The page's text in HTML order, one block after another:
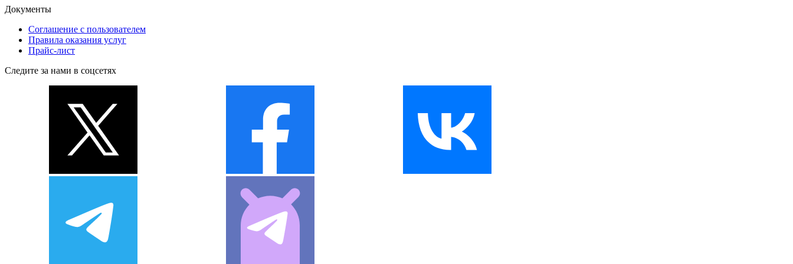
Документы
Соглашение с пользователем
Правила оказания услуг
Прайс-лист
Следите за нами в соцсетях